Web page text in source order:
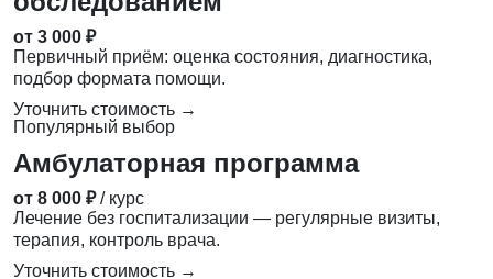
от 3 000 ₽
Первичный приём: оценка состояния, диагностика,
подбор формата помощи.
Уточнить стоимость →
Популярный выбор
Амбулаторная программа
от 8 000 ₽ / курс
Лечение без госпитализации — регулярные визиты,
терапия, контроль врача.
Уточнить стоимость →